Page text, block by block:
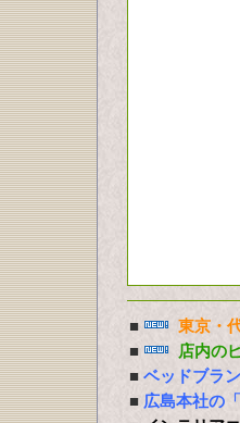
■
東京・
■
店内の
■ ベッドブラ
■ 広島本社の